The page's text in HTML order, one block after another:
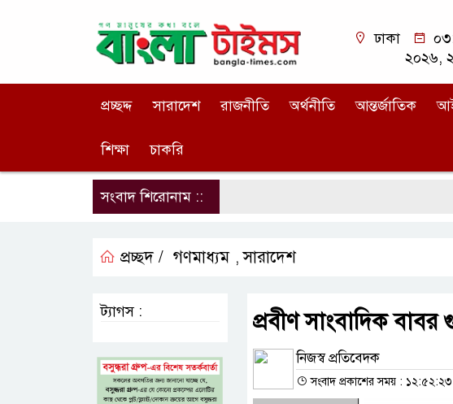
ঢাকা
২০২৬,
প্রচ্ছদ্দ সারাদেশ রাজনীতি অর্থনীতি আন্তর্জাতিক
শিক্ষা চাকরি
সংবাদ শিরোনাম ::
প্রচ্ছদ / গণমাধ্যম ,সারাদেশ
প্রবীণ সাংবাদিক
নিজস্ব প্রতিবেদক
সংবাদ প্রকাশের সময় : ১২:৫২:২৩
ট্যাগস :